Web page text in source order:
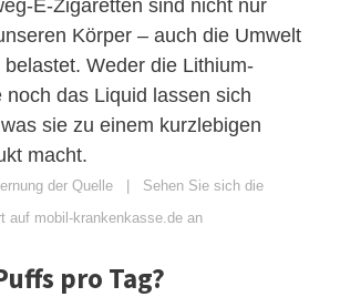
E-Zigaretten sind nicht nur
Körper – auch die Umwelt
Weder die Lithium-
noch das Liquid lassen sich
sie zu einem kurzlebigen
macht.
der Quelle | Sehen Sie sich die
auf mobil-krankenkasse.de an
pro Tag?